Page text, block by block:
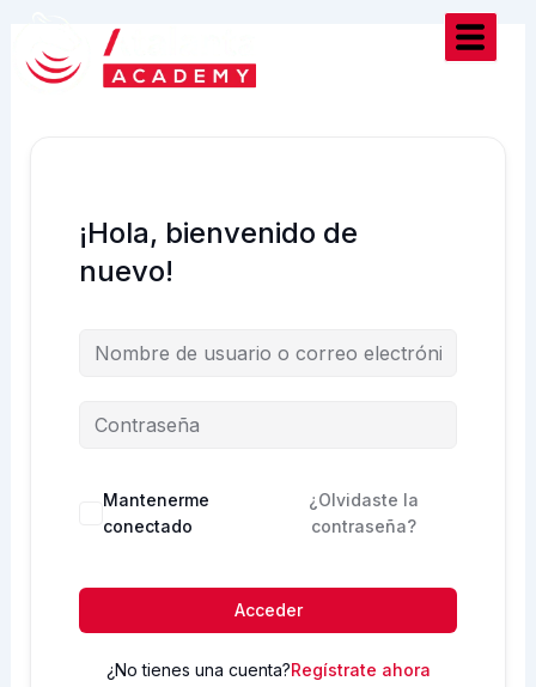
contenido
¡Hola, bienvenido de
nuevo!
Mantenerme
conectado
¿Olvidaste la
contraseña?
Acceder
¿No tienes una cuenta?Regístrate ahora